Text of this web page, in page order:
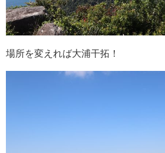
場所を変えれば大浦干拓！